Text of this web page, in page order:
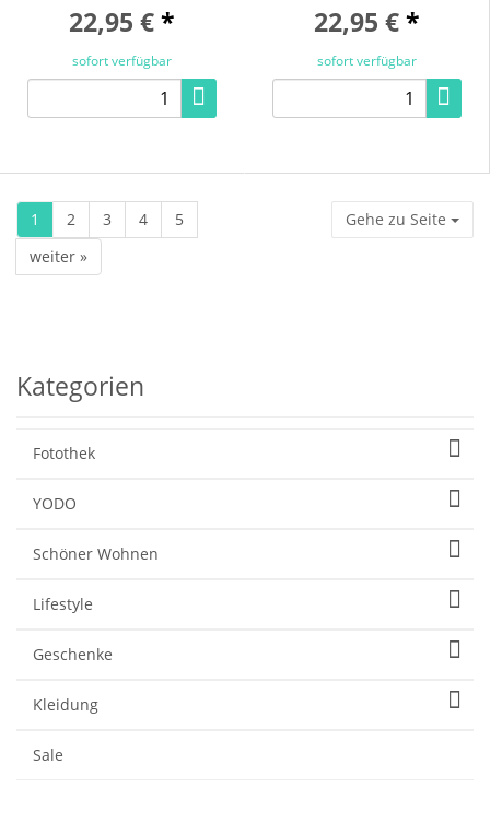
22,95 €*
sofort verfügbar
22,95 €*
sofort verfügbar
1 2 3 4
5
weiter »
Gehe zu Seite
Kategorien
Fotothek
YODO
Schöner Wohnen
Lifestyle
Geschenke
Kleidung
Sale